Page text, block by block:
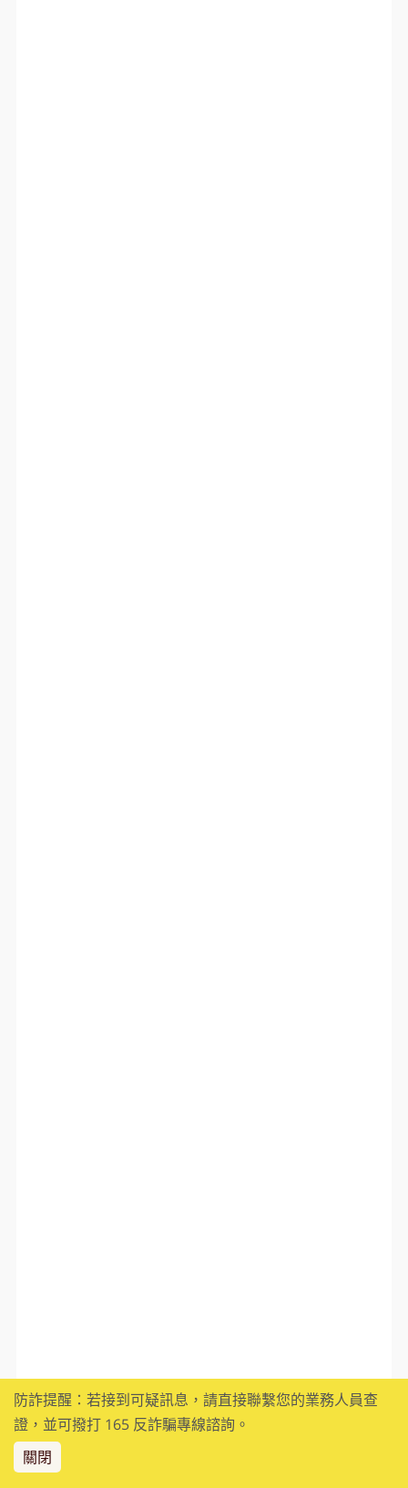
防詐提醒：若接到可疑訊息，請直接聯繫您的業務人員查
證，並可撥打 165 反詐騙專線諮詢。
關閉